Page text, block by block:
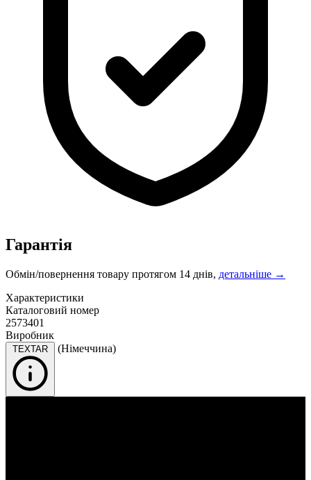
Гарантія
Обмін/повернення товару протягом 14 днів, детальніше →
Характеристики
Каталоговий номер
2573401
Виробник
(Німеччина)